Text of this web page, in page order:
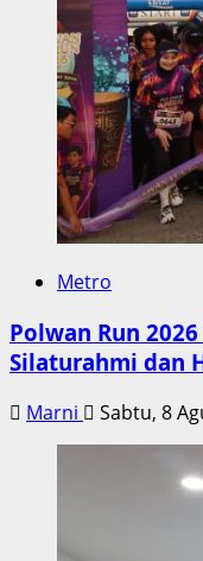
Metro
Polwan Run
Silaturahmi dan
Marni Sabtu, 8